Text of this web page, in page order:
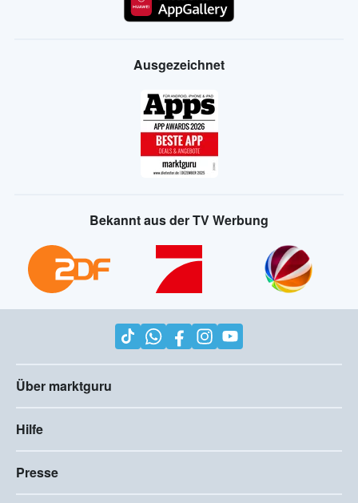
Ausgezeichnet
Bekannt aus der TV Werbung
Über marktguru
Hilfe
Presse